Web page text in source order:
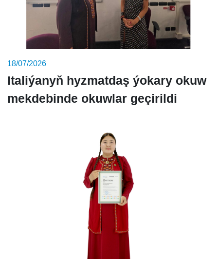
18/07/2026
Italiýanyň hyzmatdaş ýokary okuw
mekdebinde okuwlar geçirildi